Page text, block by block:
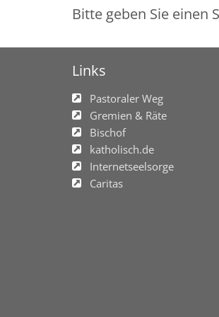
Bitte geben Sie einen
Links
Pastoraler Weg
Gremien & Räte
Bischof
katholisch.de
Internetseelsorge
Caritas